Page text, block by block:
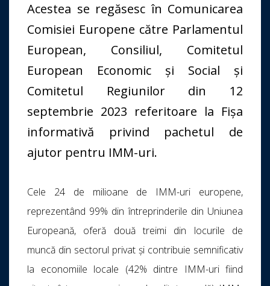
Acestea se regăsesc în Comunicarea
Comisiei Europene către Parlamentul
European, Consiliul, Comitetul
European Economic și Social și
Comitetul Regiunilor din 12
septembrie 2023 referitoare la Fișa
informativă privind pachetul de
ajutor pentru IMM-uri.
Cele 24 de milioane de IMM-uri europene,
reprezentând 99% din întreprinderile din Uniunea
Europeană, oferă două treimi din locurile de
muncă din sectorul privat și contribuie semnificativ
la economiile locale (42% dintre IMM-uri fiind